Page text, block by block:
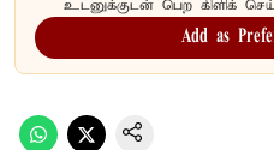
உடனுக்குடன் பெற கிளிக்
Add as